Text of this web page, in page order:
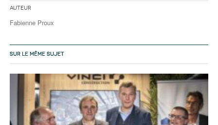
Auteur
Fabienne Proux
SUR LE MÊME SUJET